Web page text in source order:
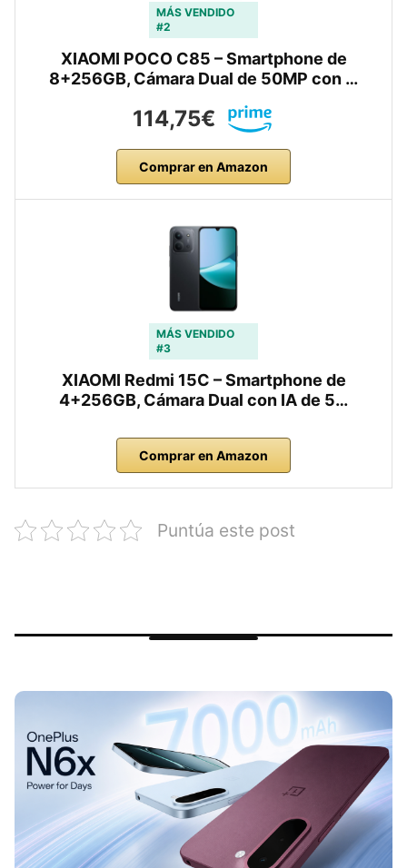
MÁS VENDIDO
#2
XIAOMI POCO C85 – Smartphone de
8+256GB, Cámara Dual de 50MP con …
114,75€
Comprar en Amazon
MÁS VENDIDO
#3
XIAOMI Redmi 15C – Smartphone de
4+256GB, Cámara Dual con IA de 5…
Comprar en Amazon
Puntúa este post